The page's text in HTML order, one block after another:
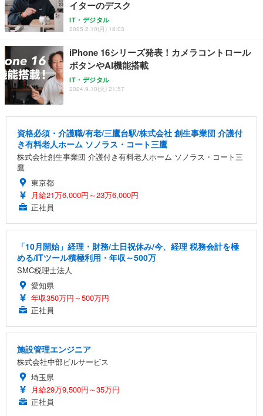
イターのデスク
IT・デジタル
2025.2.10(月) 18:03
iPhone 16シリーズ発表！カメラコントロール
ボタンやAI機能搭載
IT・デジタル
2024.9.10(火) 21:57
資格必須・介護職/有老/三鷹台駅/株式会社 創生事業団 介護付
き有料老人ホーム ソノラス・コート三鷹
株式会社創生事業団 介護付き有料老人ホーム ソノラス・コート三
鷹
東京都
月給21万6,000円～23万6,000円
正社員
「10月開始」経理・財務/土日祝休み/今、経理 税務会計を極
める/ITツール積極利用・年収～500万
SMC税理士法人
愛知県
年収350万円～500万円
正社員
施設管理エンジニア
株式会社中部ビルサービス
埼玉県
月給29万9,500円～35万円
正社員